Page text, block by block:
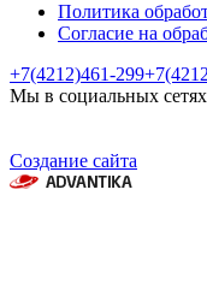
Политика
Согласие на
+7(4212)461-299
Мы в социальных
Создание сайта